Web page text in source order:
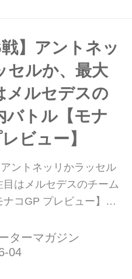
らレーススケジュールは
木曜日のハイパーポール
ンググリッドが決定。12
戦】アントネッ
セルか、最大
メルセデスの
バトル【モナ
ビュー】
アントネッリかラッセル
目はメルセデスのチーム
コGP プレビュー】
の市街地サーキットで開
ーズンは開幕からメルセ
ターマガジン